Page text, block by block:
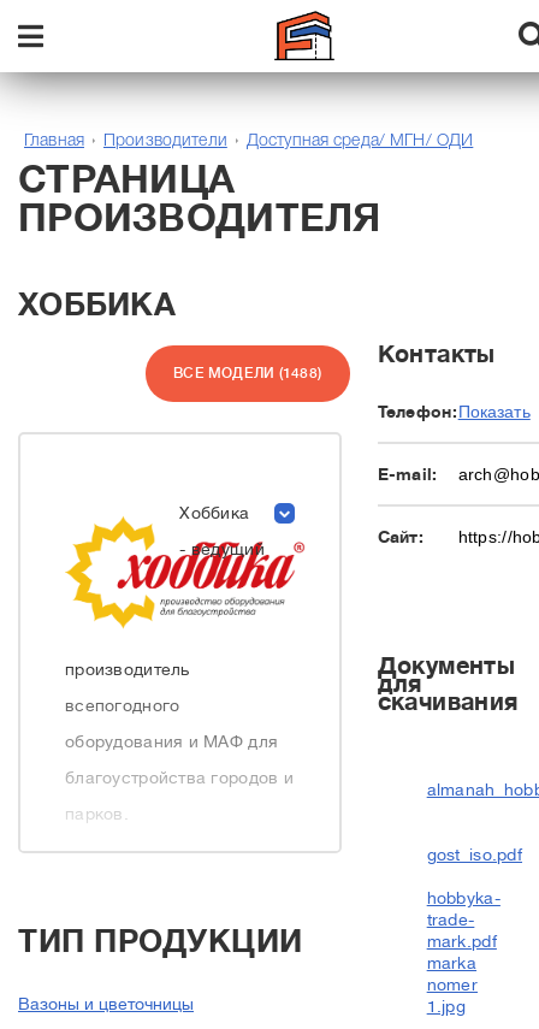
Главная Производители Доступная среда/ МГН/ ОДИ
СТРАНИЦА
ПРОИЗВОДИТЕЛЯ
ХОББИКА
ВСЕ МОДЕЛИ (1488)
Хоббика
- ведущий
производитель
всепогодного
оборудования и МАФ для
благоустройства городов и
парков.
когда была создана
ТИП ПРОДУКЦИИ
Вазоны и цветочницы
Контакты
Телефон:Показать
E-mail:
Сайт: https://
Документы
для
скачивания
gost_iso.pdf
hobbyka-
trade-
mark.pdf
marka
nomer
1.jpg